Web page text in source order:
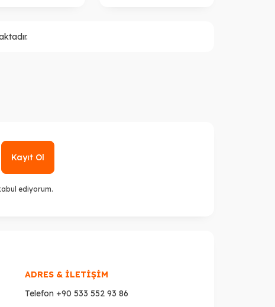
Kayıt Ol
ediyorum.
ADRES & İLETİŞİM
Telefon +90 533 552 93 86